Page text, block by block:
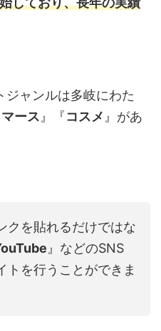
ジャンルは多岐にわた
ース 』『コスメ 』があ
クを貼れるだけではな
』などのSNS
トを行うことができま